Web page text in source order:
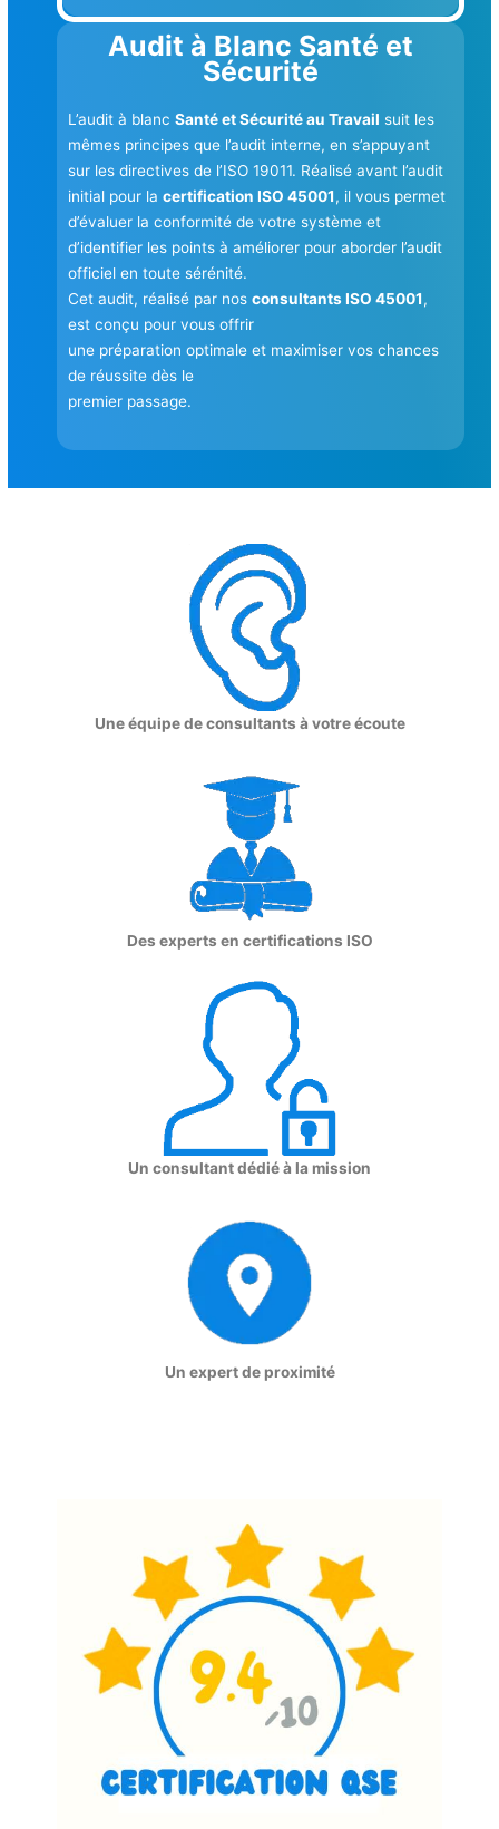
Audit à Blanc Santé et
Sécurité
L’audit à blancSanté et Sécurité au Travail suit les
mêmes principes que l’audit interne, en s’appuyant
sur les directives de l’ISO 19011. Réalisé avant l’audit
initial pour lacertification ISO 45001, il vous permet
d’évaluer la conformité de votre système et
d’identifier les points à améliorer pour aborder l’audit
officiel en toute sérénité.
Cet audit, réalisé par nosconsultants ISO 45001,
est conçu pour vous offrir
une préparation optimale et maximiser vos chances
de réussite dès le
premier passage.
Une équipe de consultants à votre écoute
Des experts en certifications ISO
Un consultant dédié à la mission
Un expert de proximité